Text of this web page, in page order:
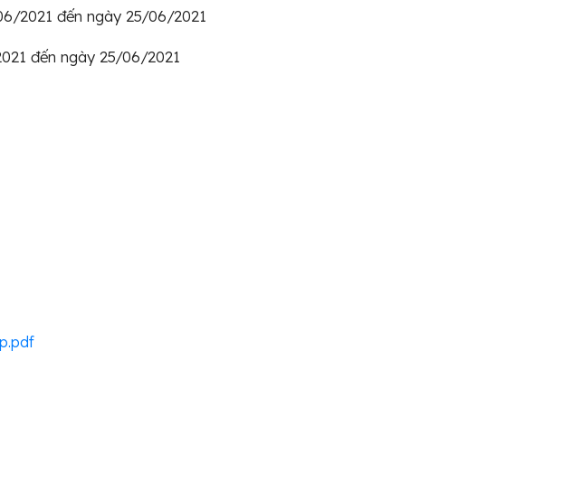
2021 đến ngày 25/06/2021
đến ngày 25/06/2021